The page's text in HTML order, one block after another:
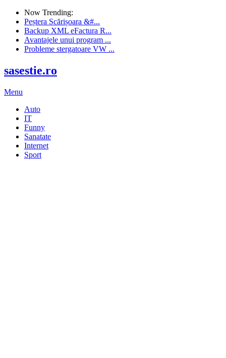
Now Trending:
Peștera Scărișoara &#...
Backup XML eFactura R...
Avantajele unui program ...
Probleme stergatoare VW ...
sasestie.ro
Menu
Auto
IT
Funny
Sanatate
Internet
Sport